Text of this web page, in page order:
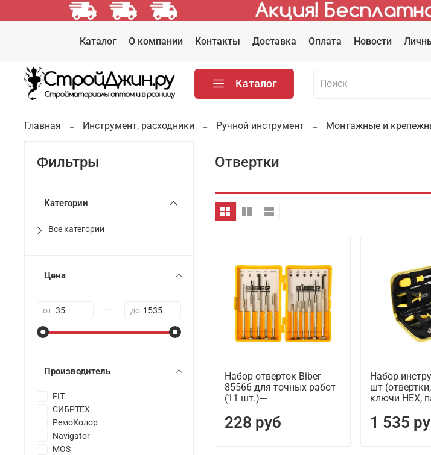
Каталог О компании Контакты Доставка Оплата Новости
Каталог
Главная Инструмент, расходники Ручной инструмент Монтажные и
Отвертки
Набор отверток Biber
85566 для точных работ
(11 шт.)---
228 руб
Набор
шт
ключи НЕХ,
1 535
Фильтры
Категории
Все категории
Цена
от до
Производитель
FIT
СИБРТЕХ
РемоКолор
Navigator
MOS